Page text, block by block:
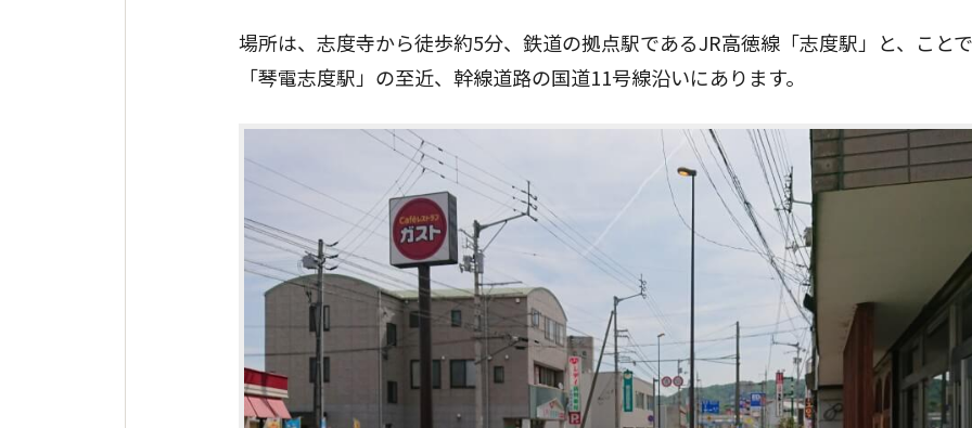
場所は、志度寺から徒歩約5分、鉄道の拠点駅であるJR高徳線「志度駅」と、こと
「琴電志度駅」の至近、幹線道路の国道11号線沿いにあります。